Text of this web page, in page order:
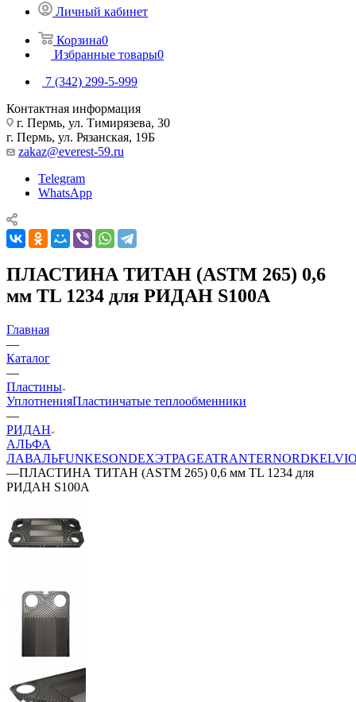
Личный кабинет
Корзина0
Избранные товары0
7 (342) 299-5-999
Контактная информация
г. Пермь, ул. Тимирязева, 30
г. Пермь, ул. Рязанская, 19Б
zakaz@everest-59.ru
Telegram
WhatsApp
ПЛАСТИНА ТИТАН (ASTM 265) 0,6
мм TL 1234 для РИДАН S100A
Главная
—
Каталог
—
Пластины
УплотненияПластинчатые теплообменники
—
РИДАН
АЛЬФА
ЛАВАЛЬFUNKESONDEXЭТРАGEATRANTERNORD
—ПЛАСТИНА ТИТАН (ASTM 265) 0,6 мм TL 1234 для
РИДАН S100A